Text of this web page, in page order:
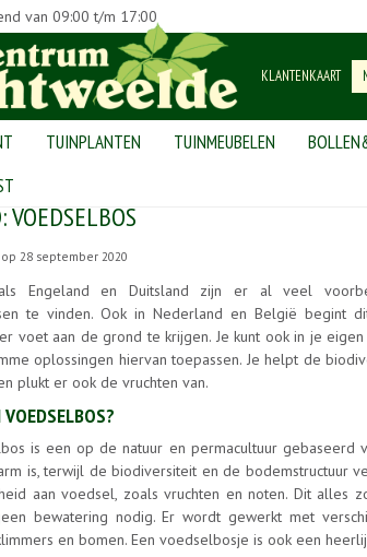
>
van 09:00 t/m 17:00
KLANTENKAART
TUINPLANTEN TUINMEUBELEN
VOEDSELBOS
28 september 2020
Engeland en Duitsland zijn er al veel
te vinden. Ook in Nederland en België begint
voet aan de grond te krijgen. Je kunt ook in je
oplossingen hiervan toepassen. Je helpt de
plukt er ook de vruchten van.
VOEDSELBOS?
is een op de natuur en permacultuur gebaseerd
is, terwijl de biodiversiteit en de bodemstructuur
aan voedsel, zoals vruchten en noten. Dit alles
bewatering nodig. Er wordt gewerkt met
en bomen. Een voedselbosje is ook een